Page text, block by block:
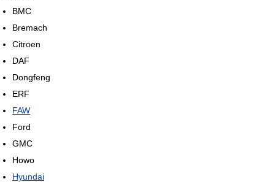
BMC
Bremach
Citroen
DAF
Dongfeng
ERF
FAW
Ford
GMC
Howo
Hyundai